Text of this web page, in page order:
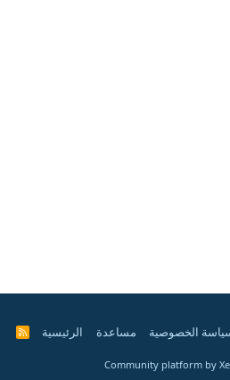
الخصوصية مساعدة الرئيسية
R
Community platform by